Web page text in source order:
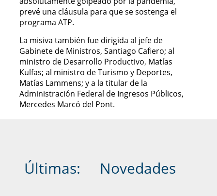
prevé una cláusula para que se sostenga el
programa ATP.
La misiva también fue dirigida al jefe de
Gabinete de Ministros, Santiago Cafiero; al
ministro de Desarrollo Productivo, Matías
Kulfas; al ministro de Turismo y Deportes,
Matías Lammens; y a la titular de la
Administración Federal de Ingresos Públicos,
Mercedes Marcó del Pont.
Últimas: Novedades